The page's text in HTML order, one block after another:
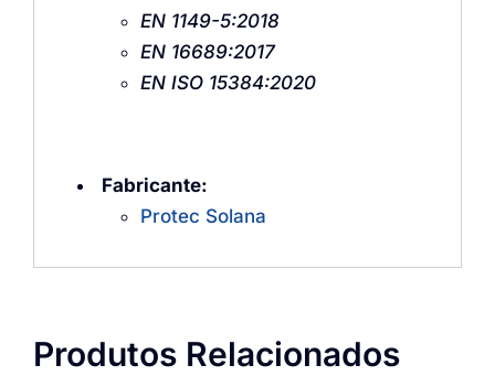
EN 1149-5:2018
EN 16689:2017
EN ISO 15384:2020
Fabricante:
Protec Solana
Produtos Relacionados